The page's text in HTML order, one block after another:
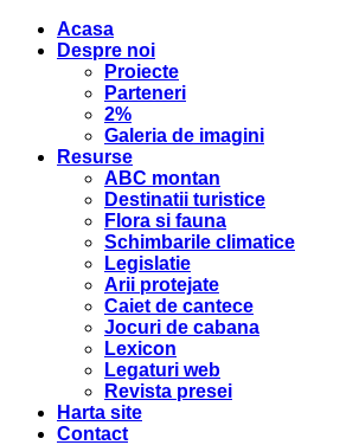
Acasa
Despre noi
Proiecte
Parteneri
2%
Galeria de imagini
Resurse
ABC montan
Destinatii turistice
Flora si fauna
Schimbarile climatice
Legislatie
Arii protejate
Caiet de cantece
Jocuri de cabana
Lexicon
Legaturi web
Revista presei
Harta site
Contact